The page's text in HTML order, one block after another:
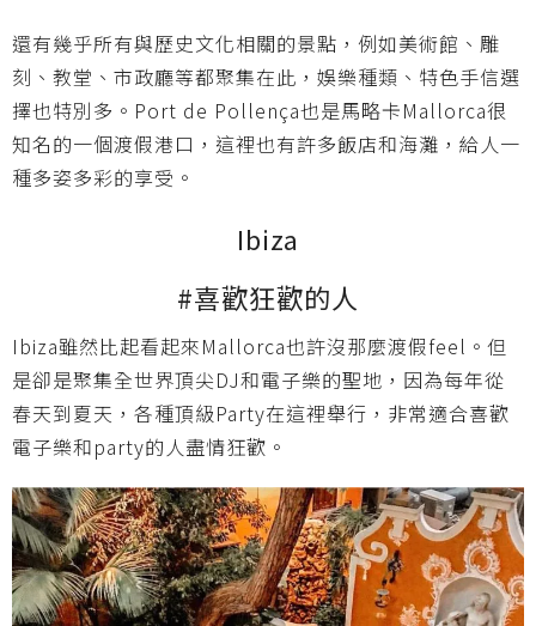
還有幾乎所有與歷史文化相關的景點，例如美術館、雕
刻、教堂、市政廳等都聚集在此，娛樂種類、特色手信選
擇也特別多。Port de Pollença也是馬略卡Mallorca很
知名的一個渡假港口，這裡也有許多飯店和海灘，給人一
種多姿多彩的享受。
Ibiza
#喜歡狂歡的人
Ibiza雖然比起看起來Mallorca也許沒那麼渡假feel。但
是卻是聚集全世界頂尖DJ和電子樂的聖地，因為每年從
春天到夏天，各種頂級Party在這裡舉行，非常適合喜歡
電子樂和party的人盡情狂歡。